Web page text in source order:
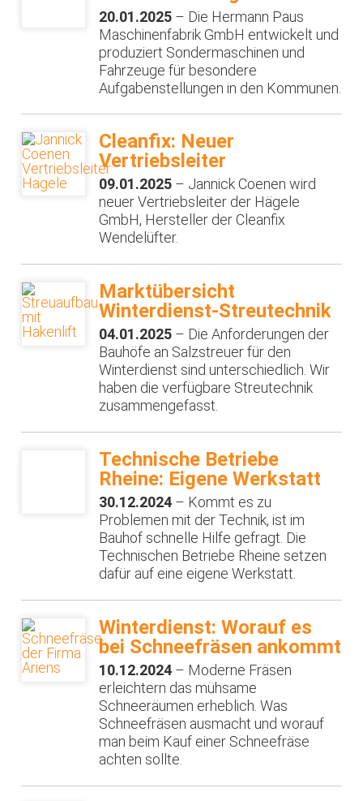
20.01.2025 – Die Hermann Paus
Maschinenfabrik GmbH entwickelt und
produziert Sondermaschinen und
Fahrzeuge für besondere
Aufgabenstellungen in den Kommunen.
Cleanfix: Neuer
Vertriebsleiter
09.01.2025 – Jannick Coenen wird
neuer Vertriebsleiter der Hägele
GmbH, Hersteller der Cleanfix
Wendelüfter.
Marktübersicht
Winterdienst-Streutechnik
04.01.2025 – Die Anforderungen der
Bauhöfe an Salzstreuer für den
Winterdienst sind unterschiedlich. Wir
haben die verfügbare Streutechnik
zusammengefasst.
Technische Betriebe
Rheine: Eigene Werkstatt
30.12.2024 – Kommt es zu
Problemen mit der Technik, ist im
Bauhof schnelle Hilfe gefragt. Die
Technischen Betriebe Rheine setzen
dafür auf eine eigene Werkstatt.
Winterdienst: Worauf es
bei Schneefräsen ankommt
10.12.2024 – Moderne Fräsen
erleichtern das mühsame
Schneeräumen erheblich. Was
Schneefräsen ausmacht und worauf
man beim Kauf einer Schneefräse
achten sollte.